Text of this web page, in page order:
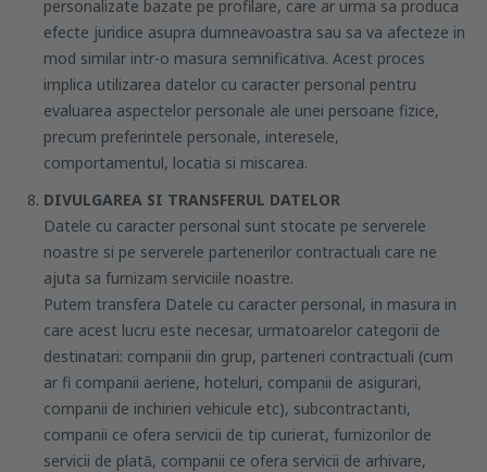
personalizate bazate pe profilare, care ar urma sa produca
efecte juridice asupra dumneavoastra sau sa va afecteze in
mod similar intr-o masura semnificativa. Acest proces
implica utilizarea datelor cu caracter personal pentru
evaluarea aspectelor personale ale unei persoane fizice,
precum preferintele personale, interesele,
comportamentul, locatia si miscarea.
DIVULGAREA SI TRANSFERUL DATELOR
Datele cu caracter personal sunt stocate pe serverele
noastre si pe serverele partenerilor contractuali care ne
ajuta sa furnizam serviciile noastre.
Putem transfera Datele cu caracter personal, in masura in
care acest lucru este necesar, urmatoarelor categorii de
destinatari: companii din grup, parteneri contractuali (cum
ar fi companii aeriene, hoteluri, companii de asigurari,
companii de inchirieri vehicule etc), subcontractanti,
companii ce ofera servicii de tip curierat, furnizorilor de
servicii de plată, companii ce ofera servicii de arhivare,